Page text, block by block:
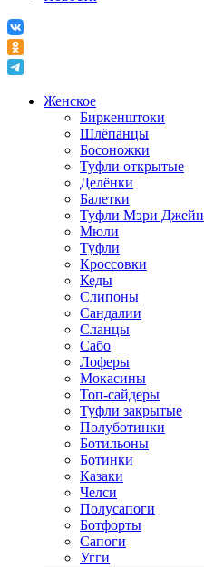
Женское
Биркенштоки
Шлёпанцы
Босоножки
Туфли открытые
Делёнки
Балетки
Туфли Мэри Джейн
Мюли
Туфли
Кроссовки
Кеды
Слипоны
Сандалии
Сланцы
Сабо
Лоферы
Мокасины
Топ-сайдеры
Туфли закрытые
Полуботинки
Ботильоны
Ботинки
Казаки
Челси
Полусапоги
Ботфорты
Сапоги
Угги